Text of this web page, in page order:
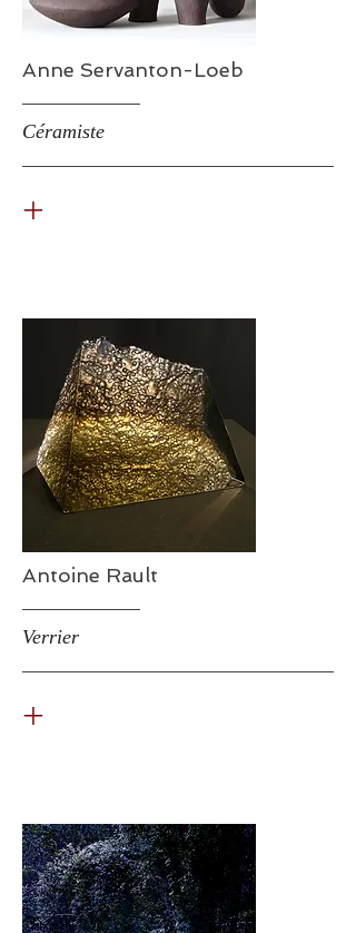
Anne Servanton-Loeb
Céramiste
+
Antoine Rault
Verrier
+